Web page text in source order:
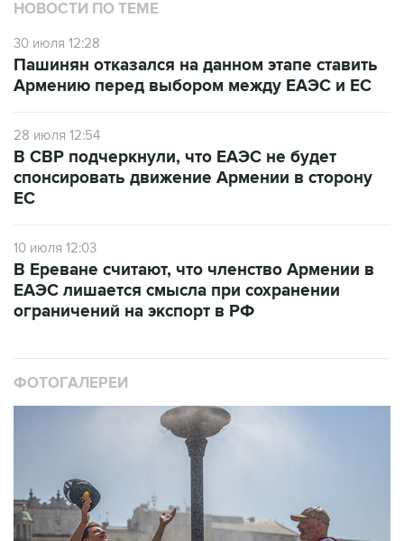
НОВОСТИ ПО ТЕМЕ
30 июля 12:28
Пашинян отказался на данном этапе ставить
Армению перед выбором между ЕАЭС и ЕС
28 июля 12:54
В СВР подчеркнули, что ЕАЭС не будет
спонсировать движение Армении в сторону
ЕС
10 июля 12:03
В Ереване считают, что членство Армении в
ЕАЭС лишается смысла при сохранении
ограничений на экспорт в РФ
ФОТОГАЛЕРЕИ